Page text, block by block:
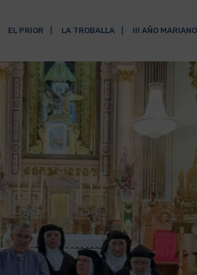
EL PRIOR LA TROBALLA III AÑO MARIANO